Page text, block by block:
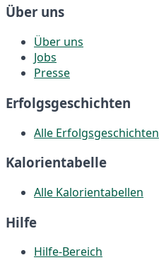
Über uns
Über uns
Jobs
Presse
Erfolgsgeschichten
Alle Erfolgsgeschichten
Kalorientabelle
Alle Kalorientabellen
Hilfe
Hilfe-Bereich